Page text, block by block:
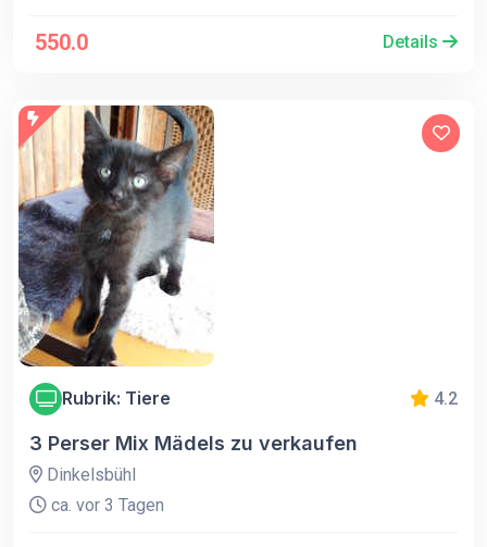
550.0 Details
Rubrik: Tiere 4.2
3 Perser Mix Mädels zu verkaufen
Dinkelsbühl
ca. vor 3 Tagen